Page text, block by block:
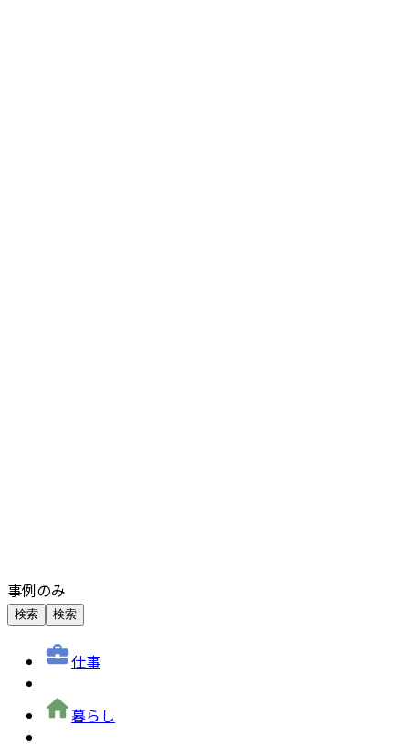
事例のみ
検索 検索
仕事
暮らし